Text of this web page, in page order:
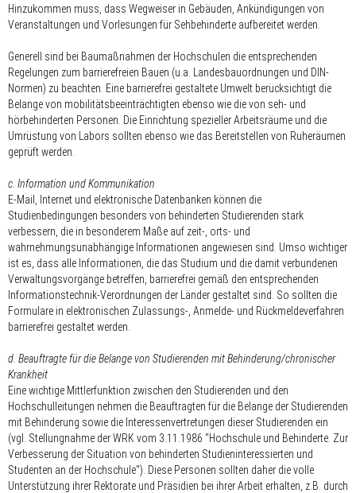
Hinzukommen muss, dass Wegweiser in Gebäuden, Ankündigungen von
Veranstaltungen und Vorlesungen für Sehbehinderte aufbereitet werden.
Generell sind bei Baumaßnahmen der Hochschulen die entsprechenden
Regelungen zum barrierefreien Bauen (u.a. Landesbauordnungen und DIN-
Normen) zu beachten. Eine barrierefrei gestaltete Umwelt berücksichtigt die
Belange von mobilitätsbeeinträchtigten ebenso wie die von seh- und
hörbehinderten Personen. Die Einrichtung spezieller Arbeitsräume und die
Umrüstung von Labors sollten ebenso wie das Bereitstellen von Ruheräumen
geprüft werden.
c. Information und Kommunikation
E-Mail, Internet und elektronische Datenbanken können die
Studienbedingungen besonders von behinderten Studierenden stark
verbessern, die in besonderem Maße auf zeit-, orts- und
wahrnehmungsunabhängige Informationen angewiesen sind. Umso wichtiger
ist es, dass alle Informationen, die das Studium und die damit verbundenen
Verwaltungsvorgänge betreffen, barrierefrei gemäß den entsprechenden
Informationstechnik-Verordnungen der Länder gestaltet sind. So sollten die
Formulare in elektronischen Zulassungs-, Anmelde- und Rückmeldeverfahren
barrierefrei gestaltet werden.
d. Beauftragte für die Belange von Studierenden mit Behinderung/chronischer
Krankheit
Eine wichtige Mittlerfunktion zwischen den Studierenden und den
Hochschulleitungen nehmen die Beauftragten für die Belange der Studierenden
mit Behinderung sowie die Interessenvertretungen dieser Studierenden ein
(vgl. Stellungnahme der WRK vom 3.11.1986 "Hochschule und Behinderte. Zur
Verbesserung der Situation von behinderten Studieninteressierten und
Studenten an der Hochschule"). Diese Personen sollten daher die volle
Unterstützung ihrer Rektorate und Präsidien bei ihrer Arbeit erhalten, z.B. durch